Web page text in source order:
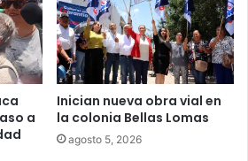
a
Inician nueva obra vial en
la colonia Bellas Lomas
agosto 5, 2026